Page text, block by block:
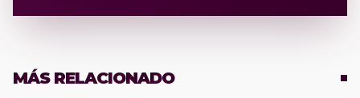
MÁS RELACIONADO